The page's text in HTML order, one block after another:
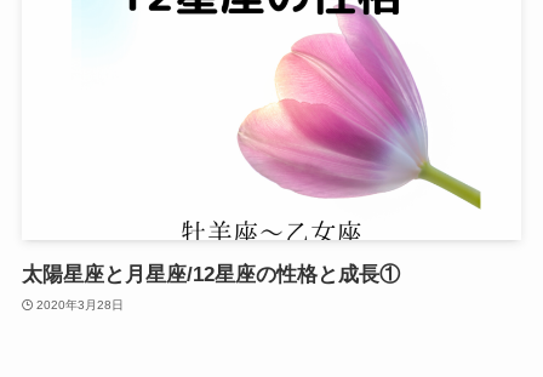
太陽星座と月星座/12星座の性格と成長①
2020年3月28日